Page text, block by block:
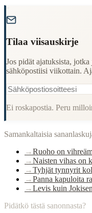
Tilaa viisauskirje
Jos pidät ajatuksista, jotka
sähköpostiisi viikottain.
Ei roskapostia. Peru
Samankaltaisia
→Ruoho on
→Naisten vihas on
→Tyhjät tynnyrit
→Panna kapuloita
→Levis kuin
Pidätkö tästä sanonnasta?